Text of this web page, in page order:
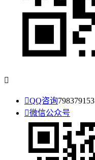

QQ咨询798379153
微信公众号